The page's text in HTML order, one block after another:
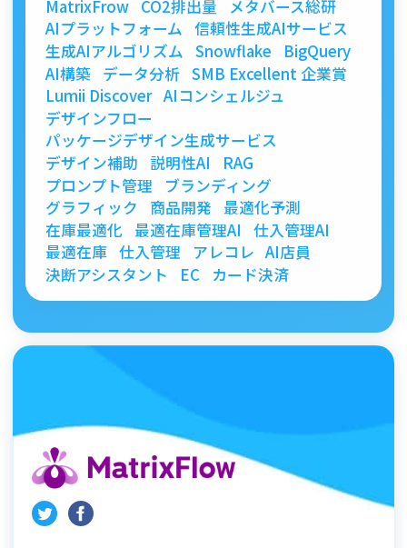
MatrixFrow CO2排出量
メタバース総研
AIプラットフォーム 信頼性生成AIサービス
生成AIアルゴリズム Snowflake
BigQuery
AI構築
データ分析 SMB Excellent 企業賞
Lumii Discover AIコンシェルジュ
デザインフロー
パッケージデザイン生成サービス
デザイン補助 説明性AI
RAG
プロンプト管理
ブランディング
グラフィック
商品開発
最適化予測
在庫最適化 最適在庫管理AI
仕入管理AI
最適在庫 仕入管理 アレコレ AI店員
決断アシスタント
EC カード決済